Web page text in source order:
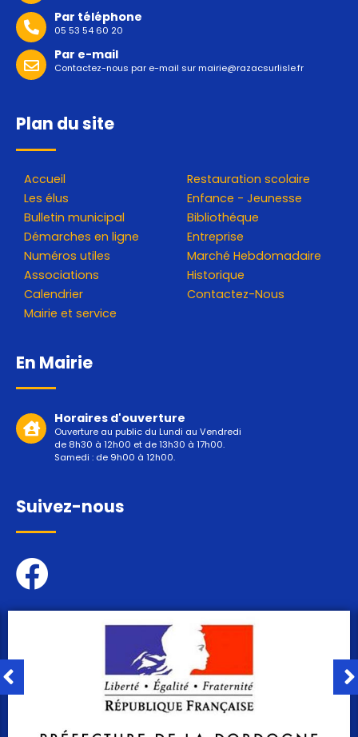
Par téléphone
05 53 54 60 20
Par e-mail
Contactez-nous par e-mail surmairie@razacsurlisle.fr
Plan du site
Accueil
Les élus
Bulletin municipal
Démarches en ligne
Numéros utiles
Associations
Calendrier
Mairie et service
Restauration scolaire
Enfance - Jeunesse
Bibliothéque
Entreprise
Marché Hebdomadaire
Historique
Contactez-Nous
En Mairie
Horaires d'ouverture
Ouverture au public du Lundi au Vendredi
de 8h30 à 12h00 et de 13h30 à 17h00.
Samedi : de 9h00 à 12h00.
Suivez-nous